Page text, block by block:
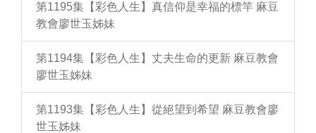
第1195集【彩色人生】真信仰是幸福的標竿 麻豆
教會廖世玉姊妹
第1194集【彩色人生】丈夫生命的更新 麻豆教會
廖世玉姊妹
第1193集【彩色人生】從絕望到希望 麻豆教會廖
世玉姊妹